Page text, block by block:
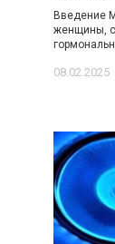
Введение
женщины,
08.02.2025